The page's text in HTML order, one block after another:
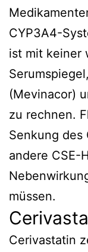
CYP3A4-
ist mit keiner
(Mevinacor)
zu rechnen.
Senkung des
andere CSE-
müssen.
Cerivastatin